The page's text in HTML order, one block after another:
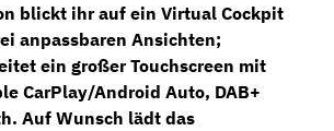
blickt ihr auf ein Virtual Cockpit
anpassbaren Ansichten;
ein großer Touchscreen mit
CarPlay/Android Auto, DAB+
. Auf Wunsch lädt das